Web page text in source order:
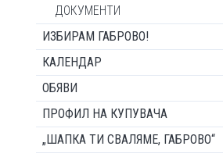
ДОКУМЕНТИ
ИЗБИРАМ ГАБРОВО!
КАЛЕНДАР
ОБЯВИ
ПРОФИЛ НА КУПУВАЧА
„ШАПКА ТИ СВАЛЯМЕ, ГАБРОВО“